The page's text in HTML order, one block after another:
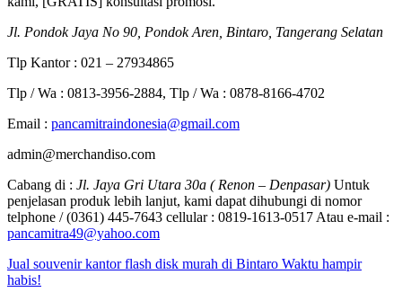
Jl. Pondok Jaya No 90, Pondok Aren, Bintaro, Tangerang Selatan
Tlp Kantor : 021 – 27934865
Tlp / Wa : 0813-3956-2884, Tlp / Wa : 0878-8166-4702
Email : pancamitraindonesia@gmail.com
admin@merchandiso.com
Cabang di : Jl. Jaya Gri Utara 30a ( Renon – Denpasar) Untuk
penjelasan produk lebih lanjut, kami dapat dihubungi di nomor
telphone / (0361) 445-7643 cellular : 0819-1613-0517 Atau e-mail :
pancamitra49@yahoo.com
Jual souvenir kantor flash disk murah di Bintaro Waktu hampir
habis!